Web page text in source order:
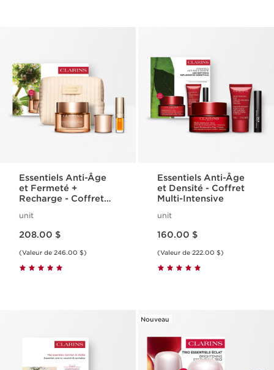
Essentiels Anti-Âge
et Fermeté +
Recharge - Coffret
unit
208.00 $
(Valeur de 246.00 $)
Essentiels Anti-Âge
et Densité - Coffret
Multi-Intensive
unit
160.00 $
(Valeur de 222.00 $)
Nouveau